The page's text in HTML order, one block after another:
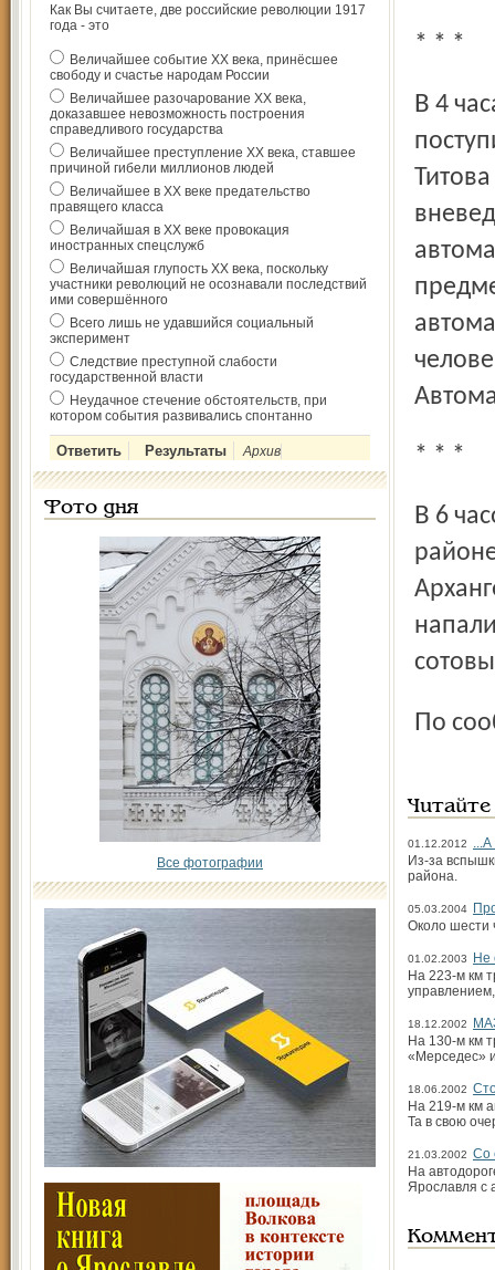
Как Вы считаете, две российские революции 1917
года - это
Величайшее событие ХХ века, принёсшее
свободу и счастье народам России
Величайшее разочарование ХХ века,
доказавшее невозможность построения
справедливого государства
Величайшее преступление ХХ века, ставшее
причиной гибели миллионов людей
Величайшее в ХХ веке предательство
правящего класса
Величайшая в ХХ веке провокация
иностранных спецслужб
Величайшая глупость ХХ века, поскольку
участники революций не осознавали последствий
ими совершённого
Всего лишь не удавшийся социальный
эксперимент
Следствие преступной слабости
государственной власти
Неудачное стечение обстоятельств, при
котором события развивались спонтанно
Архив
Фото дня
Все фотографии
* * *
В 4 часа утра 3 августа в Красноперекопский РОВД
* * *
В 6 часов утра 3 августа на трассе Москва – Холмогоры в
По
01.12.2012
...А
Из-за
района.
05.03.2004
Около шести
01.02.2003
Не
На 223-м км
18.12.2002
На 130-м км
«Мерседес»
18.06.2002
На 219-м км
Та в свою
21.03.2002 Со
На
Ярославля с